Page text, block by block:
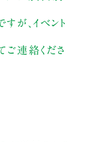
が、イベント
ご連絡くださ